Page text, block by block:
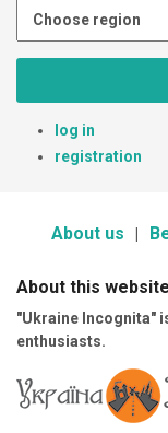
log in
registration
About us
About this website
"Ukraine Incognita"
enthusiasts.